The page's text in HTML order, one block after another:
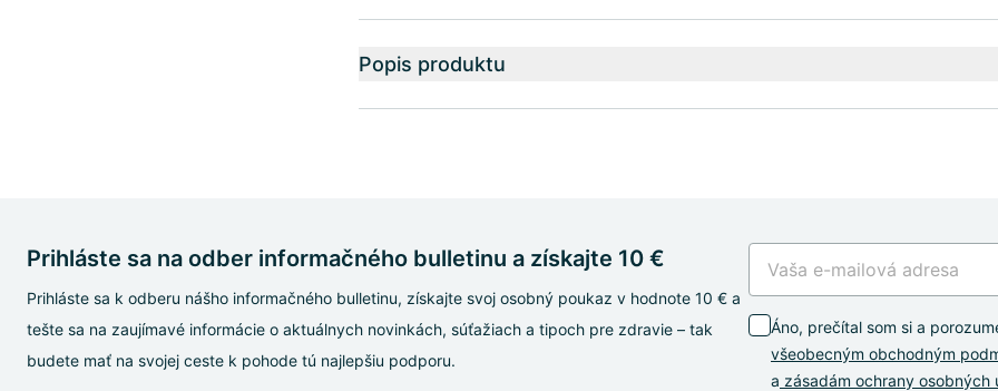
Popis produktu
Prihláste sa na odber informačného bulletinu a získajte 10 €
Prihláste sa k odberu nášho informačného bulletinu, získajte svoj osobný poukaz v hodnote 10 € a
tešte sa na zaujímavé informácie o aktuálnych novinkách, súťažiach a tipoch pre zdravie – tak
budete mať na svojej ceste k pohode tú najlepšiu podporu.
Áno, prečítal som si a
všeobecným obchodným
a zásadám ochrany osobných